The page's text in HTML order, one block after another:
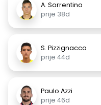
A. Sorrentino
prije 38d
S. Pizzignacco
prije 44d
Paulo Azzi
prije 46d